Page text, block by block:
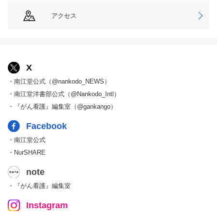
アクセス
X
・南江堂公式（@nankodo_NEWS）
・南江堂洋書部公式（@Nankodo_Intl）
・『がん看護』編集室（@gankango）
Facebook
・南江堂公式
・NurSHARE
note
・『がん看護』編集室
Instagram